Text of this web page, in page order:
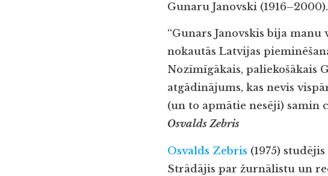
Gunaru Janovski (1916–2000).
“Gunars Janovskis bija
nokautās Latvijas
Nozīmīgākais, paliekošākais
atgādinājums, kas nevis
(un to apmātie nesēji) samin
Osvalds Zebris
Osvalds Zebris (1975)
Strādājis par žurnālistu un